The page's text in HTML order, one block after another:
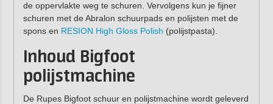
de oppervlakte weg te schuren. Vervolgens kun je fijner
schuren met de Abralon schuurpads en polijsten met de
spons en RESION High Gloss Polish (polijstpasta).
Inhoud Bigfoot
polijstmachine
De Rupes Bigfoot schuur en polijstmachine wordt geleverd